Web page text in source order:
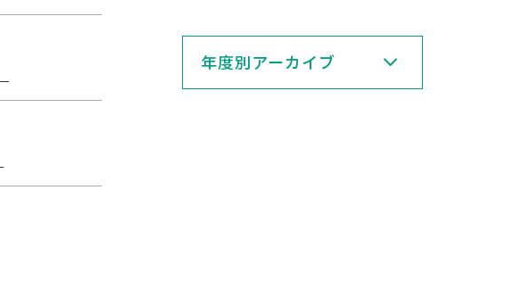
年度別アーカイブ